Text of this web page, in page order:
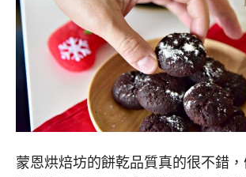
蒙恩烘焙坊的餅乾品質真的很不錯